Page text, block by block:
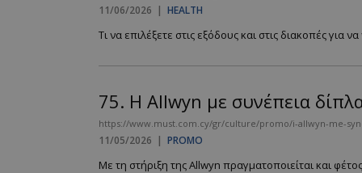
11/06/2026 | HEALTH
Τι να επιλέξετε στις εξόδους και στις διακοπές για
75. Η Allwyn με συνέπεια
https://www.must.com.cy/gr/culture/promo/i-allwyn-me-
11/05/2026 | PROMO
Με τη στήριξη της Allwyn πραγματοποιείται και
__cf_bm